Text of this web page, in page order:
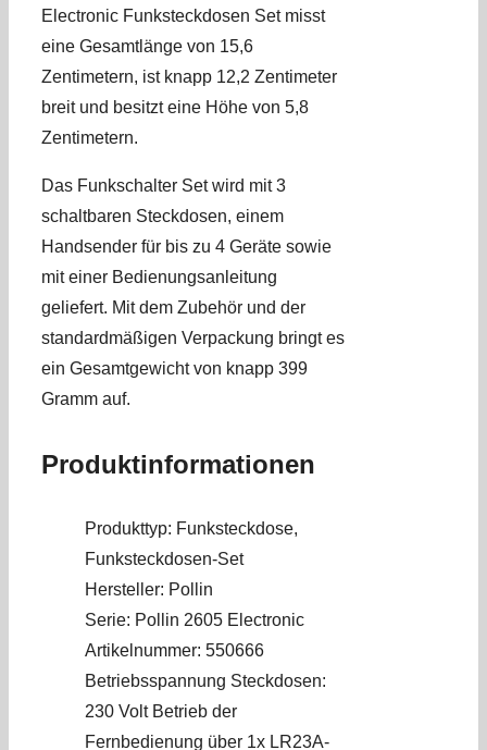
Electronic Funksteckdosen Set misst
eine Gesamtlänge von 15,6
Zentimetern, ist knapp 12,2 Zentimeter
breit und besitzt eine Höhe von 5,8
Zentimetern.
Das Funkschalter Set wird mit 3
schaltbaren Steckdosen, einem
Handsender für bis zu 4 Geräte sowie
mit einer Bedienungsanleitung
geliefert. Mit dem Zubehör und der
standardmäßigen Verpackung bringt es
ein Gesamtgewicht von knapp 399
Gramm auf.
Produktinformationen
Produkttyp: Funksteckdose,
Funksteckdosen-Set
Hersteller: Pollin
Serie: Pollin 2605 Electronic
Artikelnummer: 550666
Betriebsspannung Steckdosen:
230 Volt Betrieb der
Fernbedienung über 1x LR23A-